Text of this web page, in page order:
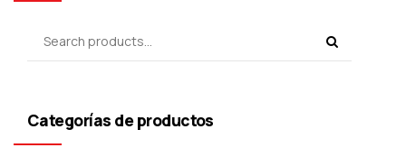
Categorías de productos